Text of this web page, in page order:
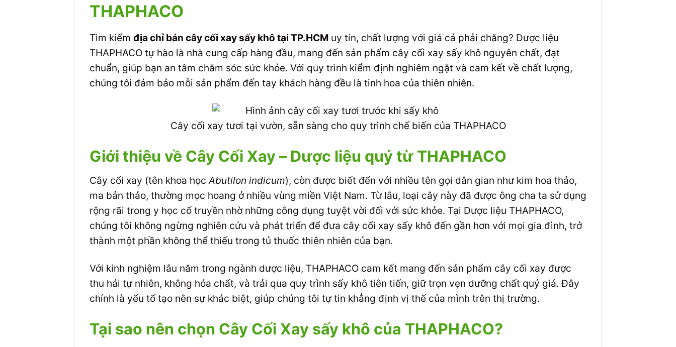
THAPHACO
Tìm kiếm địa chỉ bán cây cối xay sấy khô tại TP.HCM uy tín, chất lượng với giá cả phải chăng? Dược liệu
THAPHACO tự hào là nhà cung cấp hàng đầu, mang đến sản phẩm cây cối xay sấy khô nguyên chất, đạt
chuẩn, giúp bạn an tâm chăm sóc sức khỏe. Với quy trình kiểm định nghiêm ngặt và cam kết về chất lượng,
chúng tôi đảm bảo mỗi sản phẩm đến tay khách hàng đều là tinh hoa của thiên nhiên.
Cây cối xay tươi tại vườn, sẵn sàng cho quy trình chế biến của THAPHACO
Giới thiệu về Cây Cối Xay – Dược liệu quý từ THAPHACO
Cây cối xay (tên khoa họcAbutilon indicum), còn được biết đến với nhiều tên gọi dân gian như kim hoa thảo,
ma bản thảo, thường mọc hoang ở nhiều vùng miền Việt Nam. Từ lâu, loại cây này đã được ông cha ta sử dụng
rộng rãi trong y học cổ truyền nhờ những công dụng tuyệt vời đối với sức khỏe. Tại Dược liệu THAPHACO,
chúng tôi không ngừng nghiên cứu và phát triển để đưa cây cối xay sấy khô đến gần hơn với mọi gia đình, trở
thành một phần không thể thiếu trong tủ thuốc thiên nhiên của bạn.
Với kinh nghiệm lâu năm trong ngành dược liệu, THAPHACO cam kết mang đến sản phẩm cây cối xay được
thu hái tự nhiên, không hóa chất, và trải qua quy trình sấy khô tiên tiến, giữ trọn vẹn dưỡng chất quý giá. Đây
chính là yếu tố tạo nên sự khác biệt, giúp chúng tôi tự tin khẳng định vị thế của mình trên thị trường.
Tại sao nên chọn Cây Cối Xay sấy khô của THAPHACO?